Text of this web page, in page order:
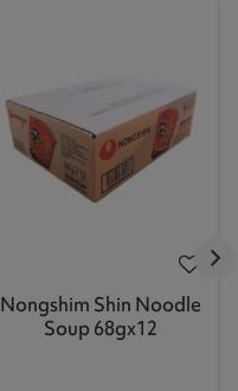
Nongshim Shin Noodle
Soup 68gx12